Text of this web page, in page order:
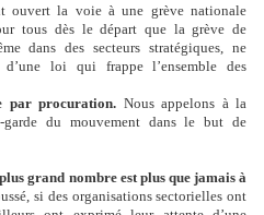
ouvert la voie à une grève nationale
tous dès le départ que la grève de
dans des secteurs stratégiques, ne
loi qui frappe l’ensemble des
par procuration. Nous appelons à la
garde du mouvement dans le but de
grand nombre est plus que jamais à
si des organisations sectorielles ont